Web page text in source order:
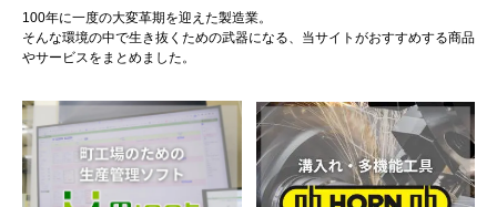
100年に一度の大変革期を迎えた製造業。
そんな環境の中で生き抜くための武器になる、当サイトがおすすめする商品
やサービスをまとめました。